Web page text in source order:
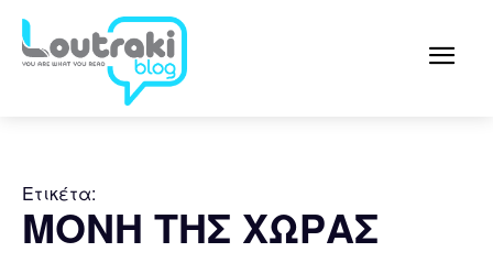
Ετικέτα:
ΜΟΝΗ ΤΗΣ ΧΩΡΑΣ